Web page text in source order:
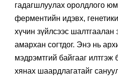
гадагшлуулах оролдлого
ферментийн идэвх,
хүчин зүйлсээс шалтгаалан
амархан согтдог. Энэ нь
мэдрэмтгий байгааг илтгэж
хянах шаардлагатайг